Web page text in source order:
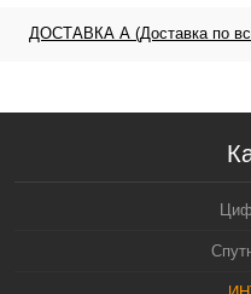
ДОСТАВКА А (Доставка по